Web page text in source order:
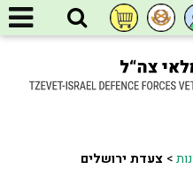
>צעדת ירושלים